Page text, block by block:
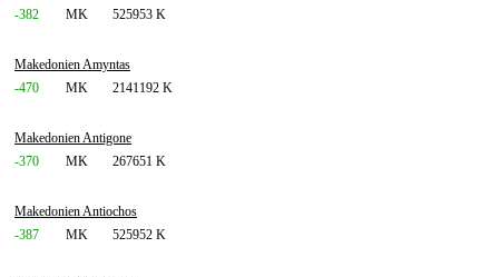
-382 MK 525953 K
Makedonien Amyntas
-470
MK 2141192 K
Makedonien Antigone
-370
MK 267651 K
Makedonien Antiochos
-387
MK 525952 K